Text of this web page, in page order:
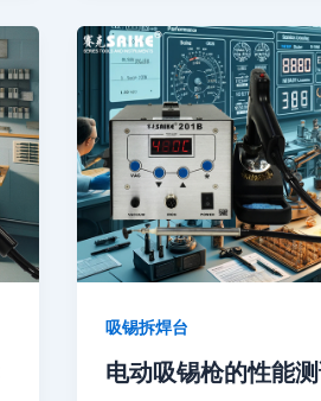
吸锡拆焊台
电动吸锡枪的性能